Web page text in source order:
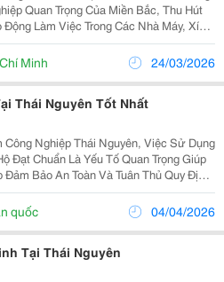
Quan Trọng Của Miền Bắc, Thu Hút
Làm Việc Trong Các Nhà Máy, Xí
Khiến Vấn Đề An Toàn Lao Động Ngày
Trọng Do Môi Trường Làm Việc Tiềm...
Minh 24/03/2026
Thái Nguyên Tốt Nhất
Công Nghiệp Thái Nguyên, Việc Sử Dụng
Đạt Chuẩn Là Yếu Tố Quan Trọng Giúp
Đảm Bảo An Toàn Và Tuân Thủ Quy Định
Lý 3M Tại Thái Nguyên Chính Hãng,
Giải Pháp Bảo Hộ Toàn Diện Từ...
quốc 04/04/2026
Tại Thái Nguyên